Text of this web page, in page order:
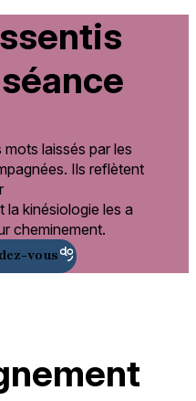
laissés par les
Ils reflètent
la kinésiologie les a
cheminement.
vous